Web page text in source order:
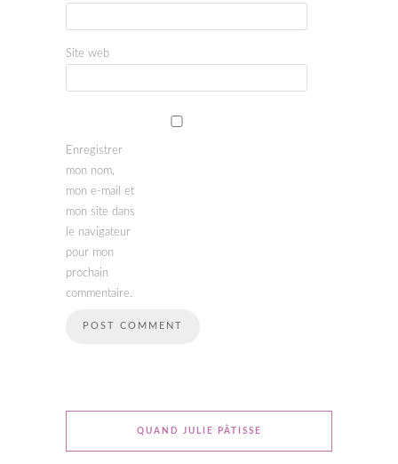
Site web
Enregistrer
mon nom,
mon e-mail et
mon site dans
le navigateur
pour mon
prochain
commentaire.
QUAND JULIE PÂTISSE